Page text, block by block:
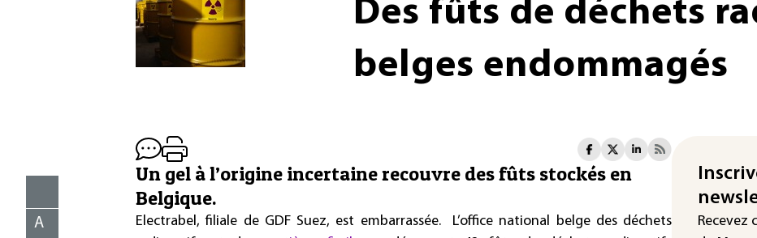
Des fûts de déchets
belges endommagés
A
Un gel à l’origine incertaine recouvre des fûts stockés en
Belgique.
Electrabel, filiale de GDF Suez, est embarrassée. L’office national belge des déchets
Recevez